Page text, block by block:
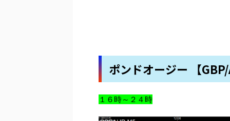
ポンドオージー 【
１６時～２４時